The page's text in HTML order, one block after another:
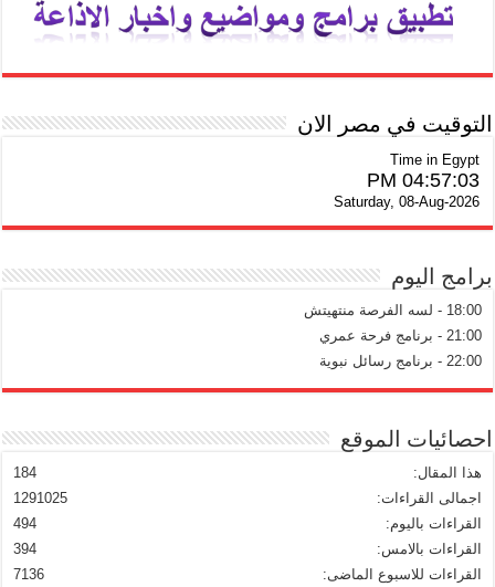
التوقيت في مصر الان
Time in Egypt
04:57:04 PM
Saturday, 08-Aug-2026
برامج اليوم
18:00 - لسه الفرصة منتهيتش
21:00 - برنامج فرحة عمري
22:00 - برنامج رسائل نبوية
احصائيات الموقع
184
هذا المقال:
1291025
اجمالى القراءات:
494
القراءات باليوم:
394
القراءات بالامس:
7136
القراءات للاسبوع الماضى: